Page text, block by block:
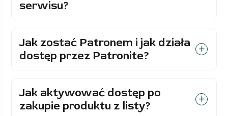
serwisu?
Jak zostać Patronem i jak działa
dostęp przez Patronite?
Jak aktywować dostęp po
zakupie produktu z listy?